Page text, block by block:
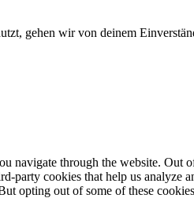
gehen wir von deinem
through the website. Out
party cookies that help us
opting out of some of these